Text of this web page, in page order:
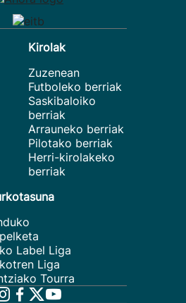
Kirolak
Zuzenean
Futboleko berriak
Saskibaloiko
berriak
Arrauneko berriak
Pilotako berriak
Herri-kirolakeko
berriak
Label Liga
Liga
Tourra